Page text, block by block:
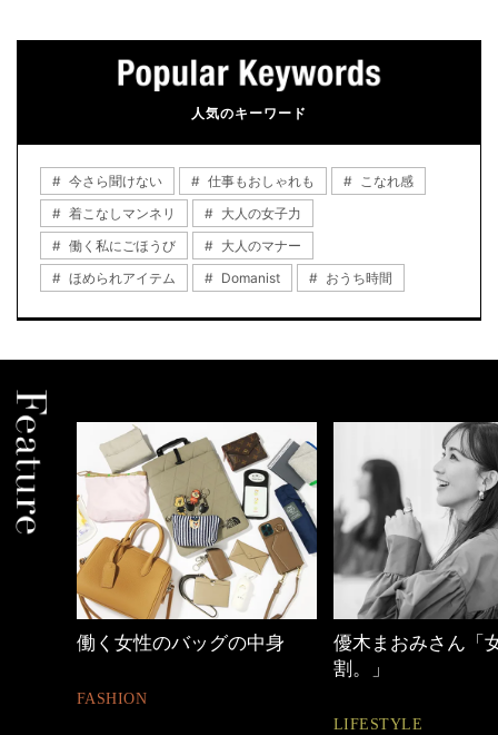
人気のキーワード
今さら聞けない 仕事もおしゃれも
こなれ感
着こなしマンネリ
大人の女子力
働く私にごほうび
大人のマナー
ほめられアイテム
Domanist おうち時間
働く女性のバッグの中身
FASHION
優木まおみさん「
割。」
LIFESTYLE